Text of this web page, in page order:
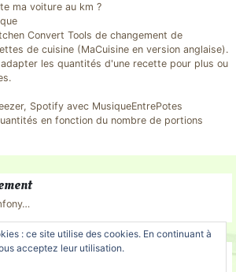
ma voiture au km ?
Convert Tools de changement de
de cuisine (MaCuisine en version anglaise).
les quantités d'une recette pour plus ou
Spotify avec MusiqueEntrePotes
en fonction du nombre de portions
: ce site utilise des cookies. En continuant à
acceptez leur utilisation.